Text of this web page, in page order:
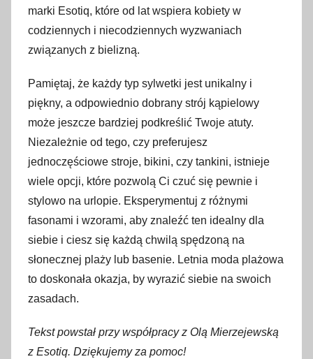
marki Esotiq, które od lat wspiera kobiety w
codziennych i niecodziennych wyzwaniach
związanych z bielizną.
Pamiętaj, że każdy typ sylwetki jest unikalny i
piękny, a odpowiednio dobrany strój kąpielowy
może jeszcze bardziej podkreślić Twoje atuty.
Niezależnie od tego, czy preferujesz
jednoczęściowe stroje, bikini, czy tankini, istnieje
wiele opcji, które pozwolą Ci czuć się pewnie i
stylowo na urlopie. Eksperymentuj z różnymi
fasonami i wzorami, aby znaleźć ten idealny dla
siebie i ciesz się każdą chwilą spędzoną na
słonecznej plaży lub basenie. Letnia moda plażowa
to doskonała okazja, by wyrazić siebie na swoich
zasadach.
Tekst powstał przy współpracy z Olą Mierzejewską
z Esotiq. Dziękujemy za pomoc!